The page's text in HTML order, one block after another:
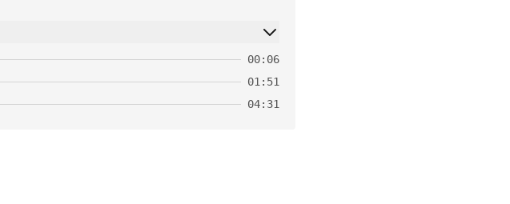
00:06
01:51
04:31